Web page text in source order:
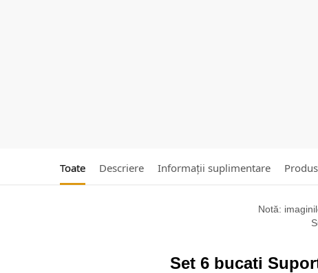
Toate Descriere Informații suplimentare
Notă:
Set 6 bucati